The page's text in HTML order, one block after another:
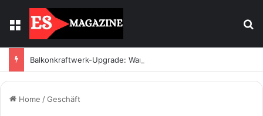
Menu
Balkonkraftwerk-Upgrade: Wann und wie registrieren
Home /Geschäft